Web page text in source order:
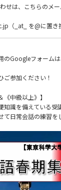
せは、こちらのメ
（_at_ を@に置き
のGoogleフォーム
ご参加ください！
《中級以上》】
知識を備えている受
日常会話の練習を